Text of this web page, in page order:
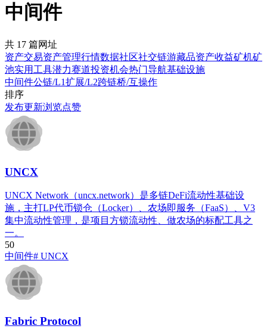
中间件
共 17 篇网址
资产交易资产管理行情数据社区社交链游藏品资产收益矿机矿
池实用工具潜力赛道投资机会热门导航基础设施
中间件公链/L1扩展/L2跨链桥/互操作
排序
发布更新浏览点赞
UNCX
UNCX Network（uncx.network）是多链DeFi流动性基础设
施，主打LP代币锁仓（Locker）、农场即服务（FaaS）、V3
集中流动性管理，是项目方锁流动性、做农场的标配工具之
一。
50
中间件# UNCX
Fabric Protocol